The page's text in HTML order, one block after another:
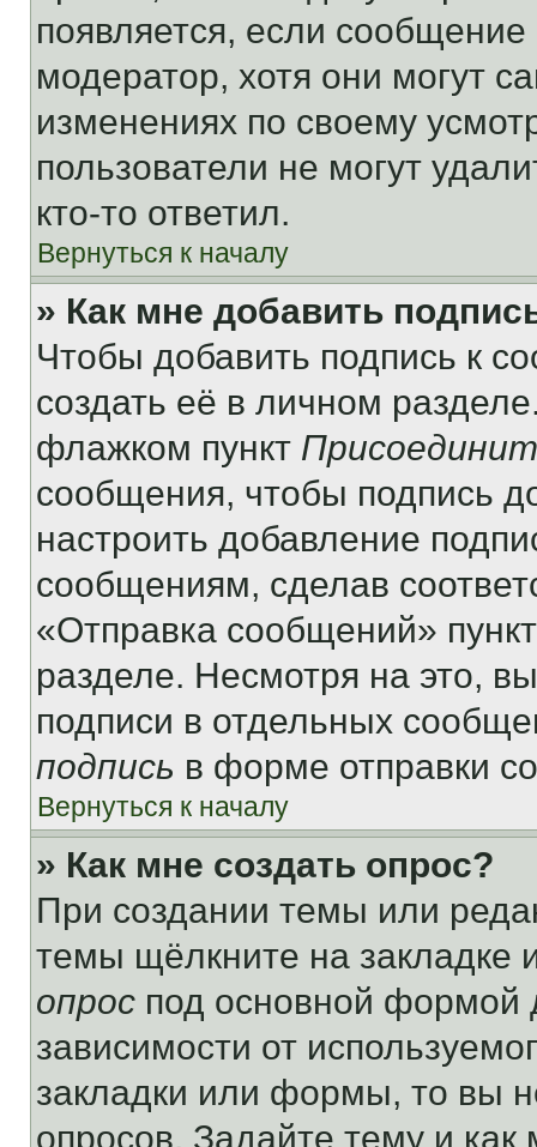
появляется, если
модератор, хотя они могут
изменениях по своему
пользователи не могут
кто-то ответил.
Вернуться к началу
» Как мне добавить
Чтобы добавить подпись к
создать её в личном
флажком пункт
сообщения, чтобы подпись
настроить добавление
сообщениям, сделав
«Отправка сообщений»
разделе. Несмотря на это,
подписи в отдельных
подпись в форме отправки
Вернуться к началу
» Как мне создать опрос?
При создании темы или
темы щёлкните на
опрос под основной формой
зависимости от
закладки или формы, то вы
опросов. Задайте тему и